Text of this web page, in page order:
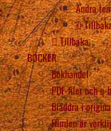
Andra
Tillbaka
BÖCKER
Bokhandel
PDF-filer och e-
Bläddra i
Himlen är